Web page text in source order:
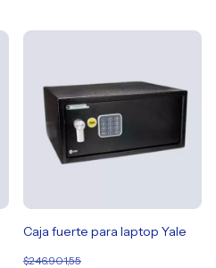
Caja fuerte para laptop Yale
$246.901,55